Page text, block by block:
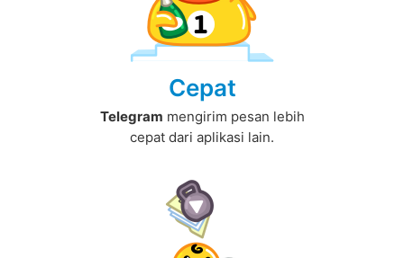
Cepat
Telegram mengirim pesan lebih
cepat dari aplikasi lain.